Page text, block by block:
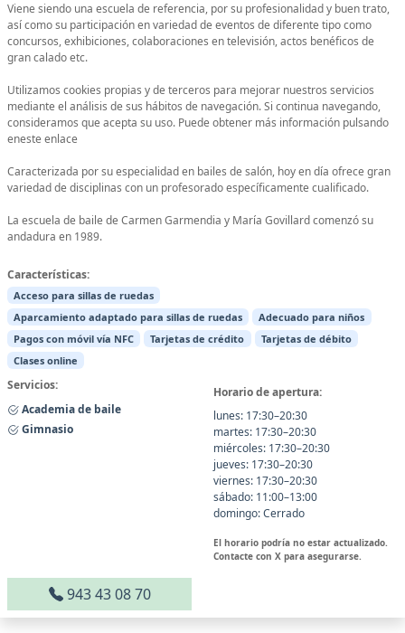
Viene siendo una escuela de referencia, por su profesionalidad y buen trato,
así como su participación en variedad de eventos de diferente tipo como
concursos, exhibiciones, colaboraciones en televisión, actos benéficos de
gran calado etc.
Utilizamos cookies propias y de terceros para mejorar nuestros servicios
mediante el análisis de sus hábitos de navegación. Si continua navegando,
consideramos que acepta su uso. Puede obtener más información pulsando
eneste enlace
Caracterizada por su especialidad en bailes de salón, hoy en día ofrece gran
variedad de disciplinas con un profesorado específicamente cualificado.
La escuela de baile de Carmen Garmendia y María Govillard comenzó su
andadura en 1989.
Características:
Acceso para sillas de ruedas
Aparcamiento adaptado para sillas de ruedas
Adecuado para niños
Pagos con móvil vía NFC
Tarjetas de crédito
Tarjetas de débito
Clases online
Servicios:
Academia de baile
Gimnasio
Horario de apertura:
lunes: 17:30–20:30
martes: 17:30–20:30
miércoles: 17:30–20:30
jueves: 17:30–20:30
viernes: 17:30–20:30
sábado: 11:00–13:00
domingo: Cerrado
El horario podría no estar actualizado.
Contacte con X para asegurarse.
943 43 08 70